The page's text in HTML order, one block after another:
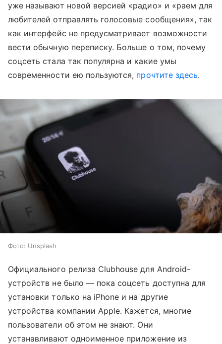
уже называют новой версией «радио» и «раемдля
любителей отправлять голосовые сообщения», так
как интерфейс не предусматривает возможности
вести обычную переписку. Больше о том, почему
соцсеть стала так популярна и какие умы
современности ею пользуются, прочтите здесь.
Фото: Unsplash
Официального релиза Clubhouse для Android-
устройств не было — пока соцсеть доступна для
установки только на iPhone и на другие
устройства компании Apple. Кажется, многие
пользователи об этом не знают. Они
устанавливают одноименное приложение из